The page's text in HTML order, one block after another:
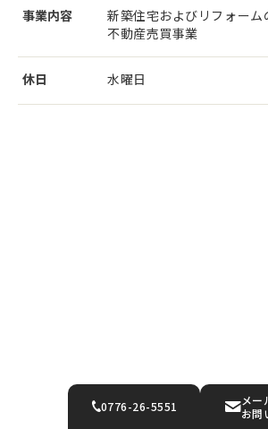
0776-26-5551
メー
お問
事業内容
新築住宅およびリフォーム
不動産売買事業
休日 水曜日